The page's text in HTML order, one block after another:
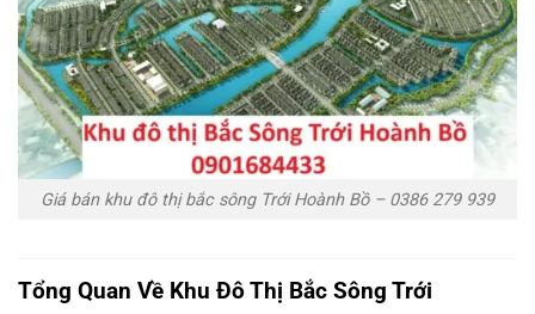
Giá bán khu đô thị bắc sông Trới Hoành Bồ – 0386 279 939
Tổng Quan Về Khu Đô Thị Bắc Sông Trới